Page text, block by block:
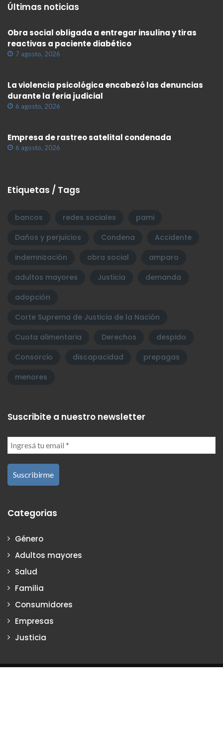
Últimas noticias
Obra social obligada a entregar insulina y tiras
reactivas a paciente diabético
7 agosto, 2026
La violencia psicológica encabezó las denuncias
durante la feria judicial
6 agosto, 2026
Empresa de rastreo satelital condenada
6 agosto, 2026
Etiquetas / Tags
bancos redes sociales
pami
Daños y perjuicios
Condena
Accidente
indemnización
obra social
amparo
adultos mayores
Justicia
demanda
adopción
Corte Suprema de Justicia de la Nación
Cuota alimentaria
Derechos
despido
Consorcio
discapacidad
prepagas
menores
Suscribite a nuestro newsletter
Categorias
Género
Adultos mayores
Salud
Familia
Consumidores
Empresas
Justicia